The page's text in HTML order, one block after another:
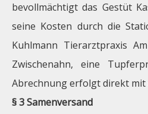
bevollmächtigt das Gestüt
seine Kosten durch die
Kuhlmann Tierarztpraxis
Zwischenahn, eine
Abrechnung erfolgt direkt mit
§ 3 Samenversand